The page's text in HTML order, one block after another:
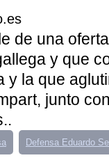
de una
y que
y la que
junto
Defensa Eduardo